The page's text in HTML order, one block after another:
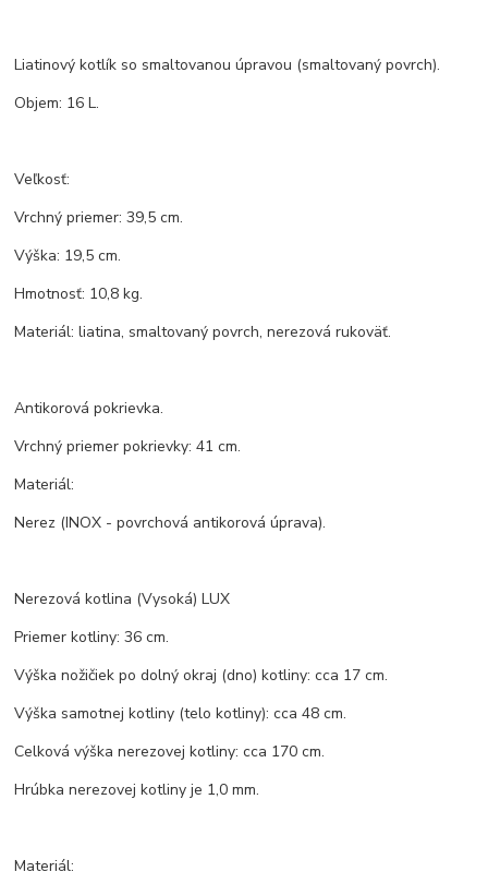
Liatinový kotlík so smaltovanou úpravou (smaltovaný povrch).
Objem: 16 L.
Veľkosť:
Vrchný priemer: 39,5 cm.
Výška: 19,5 cm.
Hmotnosť: 10,8 kg.
Materiál: liatina, smaltovaný povrch, nerezová rukoväť.
Antikorová pokrievka.
Vrchný priemer pokrievky: 41 cm.
Materiál:
Nerez (INOX - povrchová antikorová úprava).
Nerezová kotlina (Vysoká) LUX
Priemer kotliny: 36 cm.
Výška nožičiek po dolný okraj (dno) kotliny: cca 17 cm.
Výška samotnej kotliny (telo kotliny): cca 48 cm.
Celková výška nerezovej kotliny: cca 170 cm.
Hrúbka nerezovej kotliny je 1,0 mm.
Materiál: